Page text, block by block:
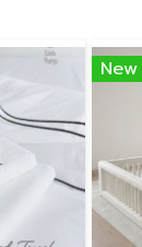
New